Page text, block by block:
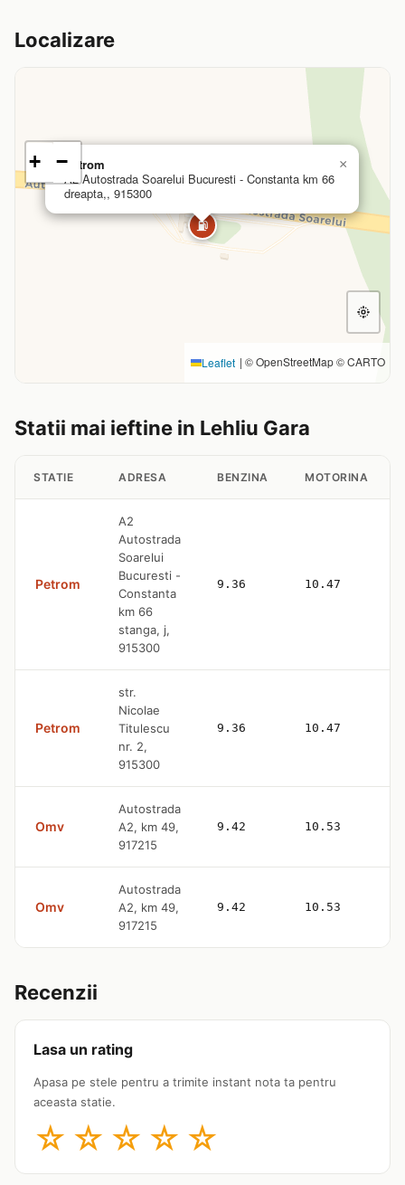
Localizare
⛽
Petrom
A2 Autostrada Soarelui Bucuresti - Constanta km 66
dreapta,, 915300
×
+ −
Leaflet | © OpenStreetMap © CARTO
Statii mai ieftine in Lehliu Gara
STATIE ADRESA BENZINA MOTORINA
Petrom
A2
Autostrada
Soarelui
Bucuresti -
Constanta
km 66
stanga, j,
915300
9.36 10.47
Petrom
str.
Nicolae
Titulescu
nr. 2,
915300
9.36 10.47
Omv
Autostrada
A2, km 49,
917215
9.42 10.53
Omv
Autostrada
A2, km 49,
917215
9.42 10.53
Recenzii
Lasa un rating
Apasa pe stele pentru a trimite instant nota ta pentru
aceasta statie.
☆ ☆ ☆ ☆ ☆